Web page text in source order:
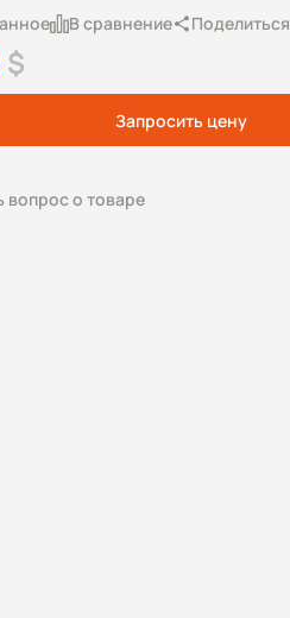
В сравнение Поделиться
$
Запросить цену
вопрос о товаре